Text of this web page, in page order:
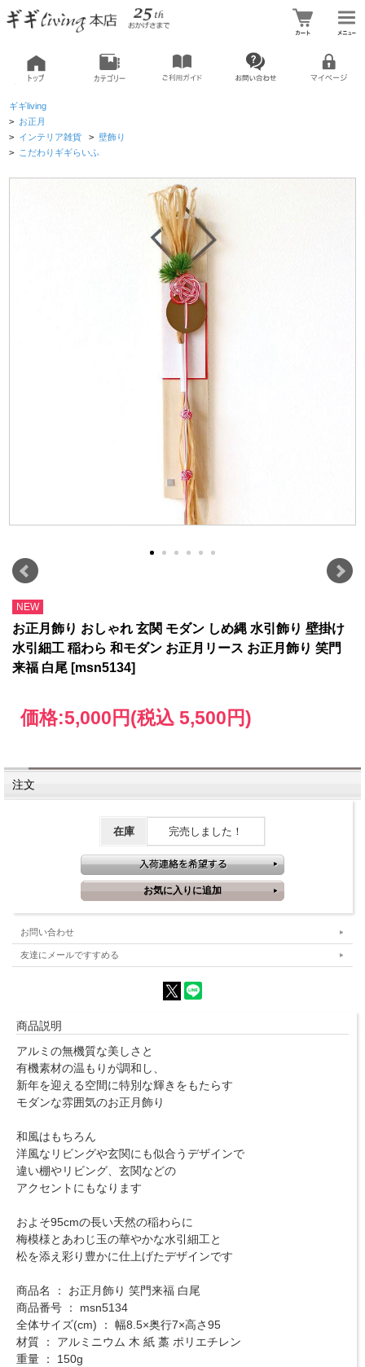
ギギliving
> お正月
> インテリア雑貨 > 壁飾り
> こだわりギギらいふ
NEW
お正月飾り おしゃれ 玄関 モダン しめ縄 水引飾り 壁掛け
水引細工 稲わら 和モダン お正月リース お正月飾り 笑門
来福 白尾 [msn5134]
価格:5,000円(税込 5,500円)
注文
在庫 完売しました！
お問い合わせ
友達にメールですすめる
商品説明
アルミの無機質な美しさと
有機素材の温もりが調和し、
新年を迎える空間に特別な輝きをもたらす
モダンな雰囲気のお正月飾り
和風はもちろん
洋風なリビングや玄関にも似合うデザインで
違い棚やリビング、玄関などの
アクセントにもなります
およそ95cmの長い天然の稲わらに
梅模様とあわじ玉の華やかな水引細工と
松を添え彩り豊かに仕上げたデザインです
商品名 ： お正月飾り 笑門来福 白尾
商品番号 ： msn5134
全体サイズ(cm) ： 幅8.5×奥行7×高さ95
材質 ： アルミニウム 木 紙 藁 ポリエチレン
重量 ： 150g